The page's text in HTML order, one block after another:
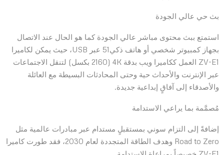
بث حي عالي الجودة
استمتع ببث محتوى مباشر عالي الجودة كما هو الحال عند الاتصال
بجهاز كمبيوتر شخصي أو هاتف ذكي51 عبر USB، حيث يمكن لكاميرا
ZV-E1 العمل ككاميرا ويب بدقة 4K (2160 بكسل) لتنقل الاجتماعات
عبر الإنترنت والأحداث حية وحتى المحادثات البسيطة مع العائلة
والأصدقاء إلى آفاقٍ إبداعية جديدة.
مُصمَّمة بما يراعي الاستدامة
إضافةً إلى التزام سوني بمستقبلٍ مستدام عبر مبادرات عالمية مثل
Road to Zero وهدف الطاقة المتجددة لعام 2030، فقد طورت كاميرا